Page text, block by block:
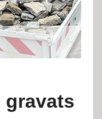
gravats